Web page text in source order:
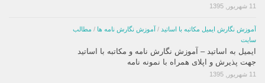
11 شهریور, 1395
آموزش نگارش ایمیل مکاتبه با اساتید / آموزش نگارش نامه ها / مطالب
سایت
ایمیل به اساتید – آموزش نگارش نامه و مکاتبه با اساتید
جهت پذیرش و اپلای همراه با نمونه نامه
11 شهریور, 1395